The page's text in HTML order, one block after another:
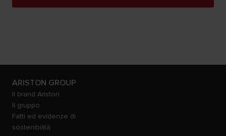
ARISTON GROUP
Il brand Ariston
Il gruppo
Fatti ed evidenze di
sostenibilità